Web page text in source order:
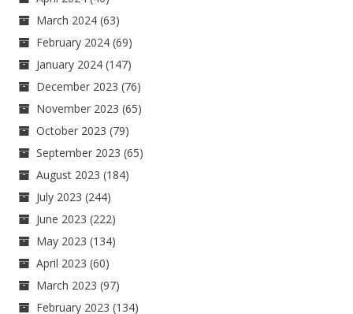
March 2024 (63)
February 2024 (69)
January 2024 (147)
December 2023 (76)
November 2023 (65)
October 2023 (79)
September 2023 (65)
August 2023 (184)
July 2023 (244)
June 2023 (222)
May 2023 (134)
April 2023 (60)
March 2023 (97)
February 2023 (134)